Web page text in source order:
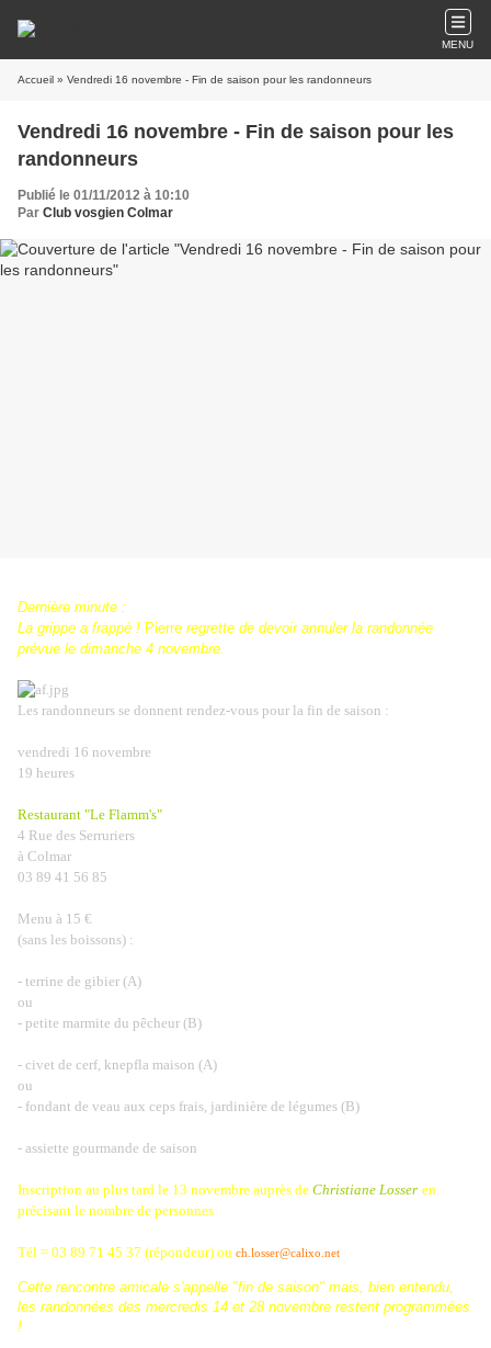
MENU
Accueil » Vendredi 16 novembre - Fin de saison pour les randonneurs
Vendredi 16 novembre - Fin de saison pour les
randonneurs
Publié le 01/11/2012 à 10:10
Par Club vosgien Colmar
Dernière minute :
La grippe a frappé ! Pierre regrette de devoir annuler la randonnée
prévue le dimanche 4 novembre.
Les randonneurs se donnent rendez-vous pour la fin de saison :
vendredi 16 novembre
19 heures
Restaurant "Le Flamm's"
4 Rue des Serruriers
à Colmar
03 89 41 56 85
Menu à 15 €
(sans les boissons) :
- terrine de gibier (A)
ou
- petite marmite du pêcheur (B)
- civet de cerf, knepfla maison (A)
ou
- fondant de veau aux ceps frais, jardinière de légumes (B)
- assiette gourmande de saison
Inscription au plus tard le 13 novembre auprès de Christiane Losser en
précisant le nombre de personnes
Tél = 03 89 71 45 37 (répondeur) ou ch.losser@calixo.net
Cette rencontre amicale s'appelle "fin de saison" mais, bien entendu,
les randonnées des mercredis 14 et 28 novembre restent programmées
!